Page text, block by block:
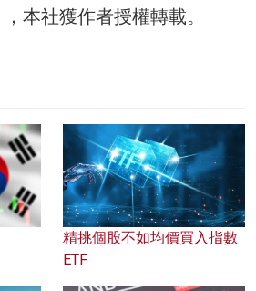
本社獲作者授權轉載。
精挑個股不如均價買入指數
ETF